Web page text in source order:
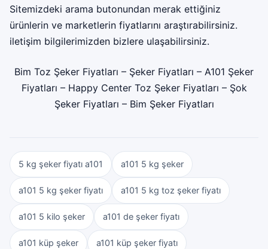
Sitemizdeki arama butonundan merak ettiğiniz
ürünlerin ve marketlerin fiyatlarını araştırabilirsiniz.
iletişim bilgilerimizden bizlere ulaşabilirsiniz.
Bim Toz Şeker Fiyatları – Şeker Fiyatları – A101 Şeker
Fiyatları – Happy Center Toz Şeker Fiyatları – Şok
Şeker Fiyatları – Bim Şeker Fiyatları
5 kg şeker fiyatı a101 a101 5 kg şeker
a101 5 kg şeker fiyatı a101 5 kg toz şeker fiyatı
a101 5 kilo şeker a101 de şeker fiyatı
a101 küp şeker a101 küp şeker fiyatı